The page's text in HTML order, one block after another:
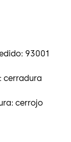
93001
cerradura
cerrojo